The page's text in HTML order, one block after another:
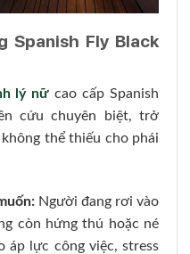
Spanish Fly Black
lý nữ cao cấp Spanish
cứu chuyên biệt, trở
thể thiếu cho phái
Người đang rơi vào
còn hứng thú hoặc né
áp lực công việc, stress